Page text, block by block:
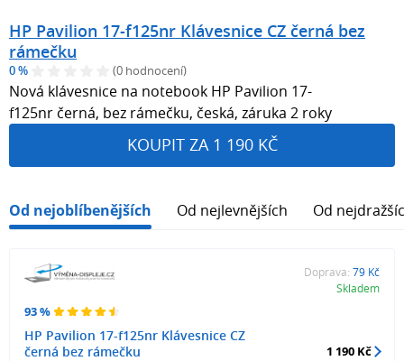
HP Pavilion 17-f125nr Klávesnice CZ černá bez
rámečku
0 % (0 hodnocení)
Nová klávesnice na notebook HP Pavilion 17-
f125nr černá, bez rámečku, česká, záruka 2 roky
KOUPIT ZA 1 190 KČ
Od nejoblíbenějších Od nejlevnějších Od
93 %
HP Pavilion 17-f125nr Klávesnice CZ
černá bez rámečku
Doprava: 79 Kč
Skladem
1 190 Kč